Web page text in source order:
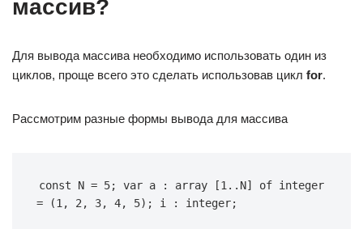
массив?
Для вывода массива необходимо использовать один из
циклов, проще всего это сделать использовав цикл for.
Рассмотрим разные формы вывода для массива
const N = 5; var a : array [1 ..N] of integer
= (1 , 2 , 3, 4, 5); i : integer;